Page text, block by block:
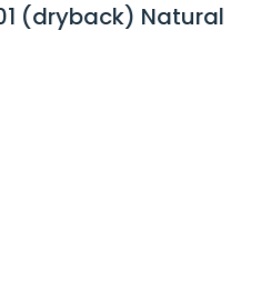
(dryback) Natural